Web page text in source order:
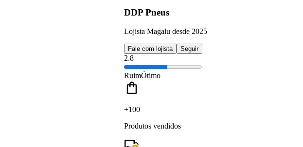
DDP Pneus
Lojista Magalu desde 2025
Fale com lojista Seguir
2.8
RuimÓtimo
+100
Produtos vendidos